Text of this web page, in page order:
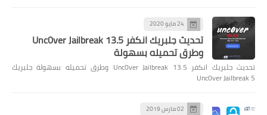
24 مايو 2020
تحديث جلبريك انكفر Unc0ver Jailbreak 13.5
وطرق تحميله بسهولة
تحديث جلبريك انكفر Unc0ver Jailbreak 13.5 وطرق تحميله بسهولة جلبريك
Unc0ver Jailbreak 5
02 مارس 2019